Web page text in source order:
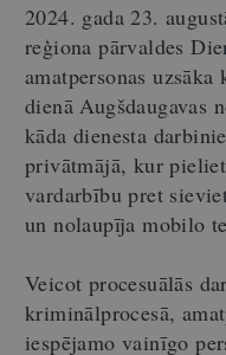
2024. gada 23.
reģiona pārvaldes
amatpersonas
dienā Augšdaugavas
kāda dienesta
privātmājā, kur
vardarbību pret
un nolaupīja mobilo
Veicot procesuālās
kriminālprocesā,
iespējamo vainīgo